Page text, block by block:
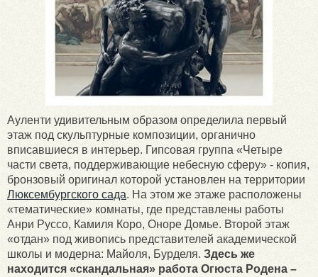
Ауленти удивительным образом определила первый
этаж под скульптурные композиции, органично
вписавшиеся в интерьер. Гипсовая группа «Четыре
части света, поддерживающие небесную сферу» - копия,
бронзовый оригинал которой установлен на территории
Люксембургского сада. На этом же этаже расположены
«тематические» комнаты, где представлены работы
Анри Руссо, Камиля Коро, Оноре Домье. Второй этаж
«отдан» под живопись представителей академической
школы и модерна: Майоля, Бурделя. Здесь же
находится «скандальная» работа Огюста Родена –